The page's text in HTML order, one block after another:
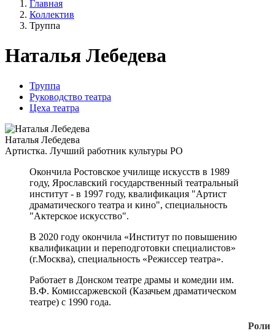
Главная
Коллектив
Труппа
Наталья Лебедева
Труппа
Руководство театра
Цеха театра
Наталья Лебедева
Артистка. Лучший работник культуры РО
Окончила Ростовское училище искусств в 1989
году, Ярославский государственный театральный
институт - в 1997 году, квалификация "Артист
драматического театра и кино", специальность
"Актерское искусство".
В 2020 году окончила «Институт по повышению
квалификации и переподготовки специалистов»
(г.Москва), специальность «Режиссер театра».
Работает в Донском театре драмы и комедии им.
В.Ф. Комиссаржевской (Казачьем драматическом
театре) с 1990 года.
Роли